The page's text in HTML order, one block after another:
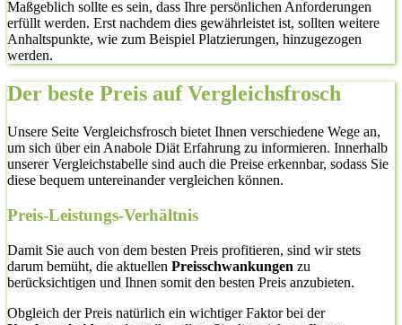
Maßgeblich sollte es sein, dass Ihre persönlichen Anforderungen
erfüllt werden. Erst nachdem dies gewährleistet ist, sollten weitere
Anhaltspunkte, wie zum Beispiel Platzierungen, hinzugezogen
werden.
Der beste Preis auf Vergleichsfrosch
Unsere Seite Vergleichsfrosch bietet Ihnen verschiedene Wege an,
um sich über ein Anabole Diät Erfahrung zu informieren. Innerhalb
unserer Vergleichstabelle sind auch die Preise erkennbar, sodass Sie
diese bequem untereinander vergleichen können.
Preis-Leistungs-Verhältnis
Damit Sie auch von dem besten Preis profitieren, sind wir stets
darum bemüht, die aktuellen Preisschwankungen zu
berücksichtigen und Ihnen somit den besten Preis anzubieten.
Obgleich der Preis natürlich ein wichtiger Faktor bei der